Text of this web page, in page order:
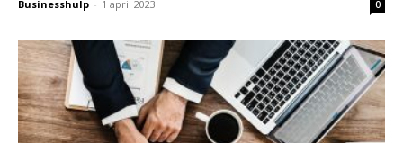
Businesshulp - 1 april 2023 0